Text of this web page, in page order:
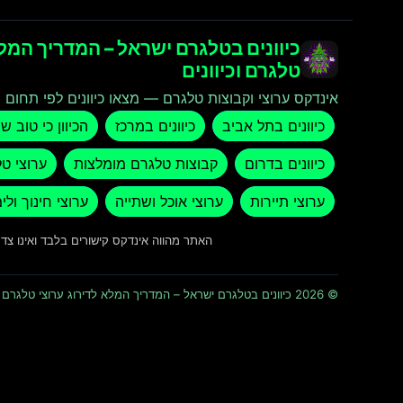
כיוונים בטלגרם ישראל – המדריך
טלגרם וכיוונים
אינדקס ערוצי וקבוצות טלגרם — מצאו כיוונים לפי תחום
כיוונים בתל אביב
כיוונים במרכז הכיוון כי טוב
כיוונים בדרום קבוצות טלגרם מומלצות ערוצי
ערוצי תיירות ערוצי אוכל ושתייה ערוצי חינוך
האתר מהווה אינדקס קישורים בלבד
© 2026 כיוונים בטלגרם ישראל – המדריך המלא לדירוג ערוצי טלגרם וכיוונים · כל הזכויות שמורות ומוגנות